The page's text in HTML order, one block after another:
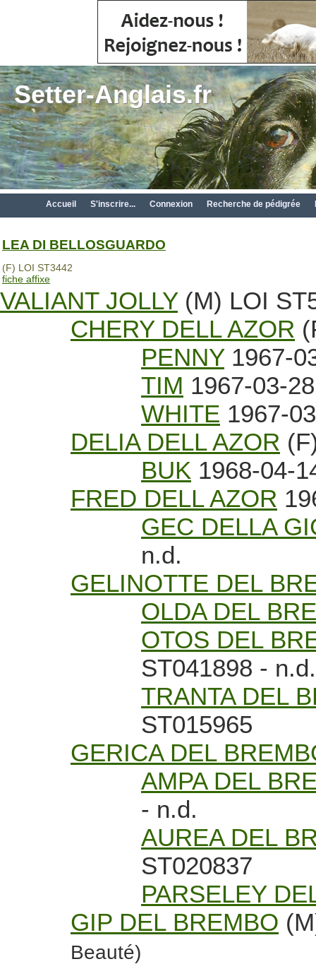
Setter-Anglais.fr
Accueil S'inscrire... Connexion Recherche de pédigrée
LEA DI BELLOSGUARDO
(F) LOI ST3442
fiche affixe
VALIANT JOLLY(M) LOI
CHERY DELL AZOR
PENNY1967-
TIM 1967-03-
WHITE 1967-
DELIA DELL AZOR
BUK 1968-04-
FRED DELL AZOR
GEC DELLA
n.d.
GELINOTTE DEL
OLDA DEL
OTOS DEL
ST041898 - n.d.
TRANTA DEL
ST015965
GERICA DEL
AMPA DEL
- n.d.
AUREA DEL
ST020837
PARSELEY
GIP DEL BREMBO
Beauté)